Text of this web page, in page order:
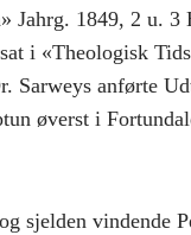
Jahrg. 1849, 2 u.
i «Theologisk
Sarweys anførte
øverst i
sjelden vindende